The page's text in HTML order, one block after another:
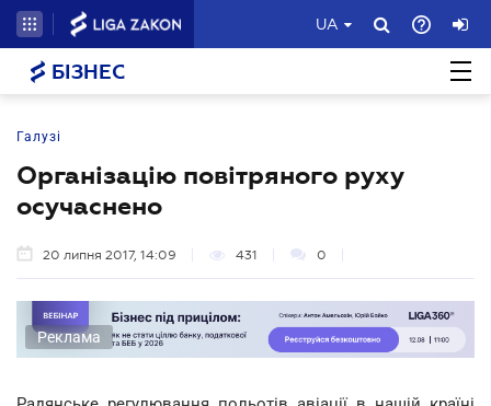
UA
БІЗНЕС
Галузі
Організацію повітряного руху
осучаснено
20 липня 2017, 14:09 431 0
Реклама